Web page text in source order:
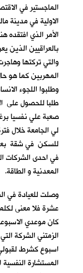
الماجستير في
الاولية في مدينة
الأمر الذي افتقده
بالعراقيين الذين
والتي تركتها
المهربين كما هو
وطلبوا اللجوء
طلبا للحصول على
صعبة علي نفسيا
لي الجامعة خلال
للسكن في شقة
في احدى الشركات
المعدنية و الطاقة.
وصلت للعيادة في
عشرة فلا معنى
الزمتني الشركة
اسبوع كشرط
المستشارة